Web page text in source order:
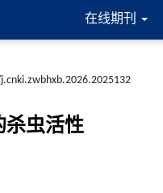
在线期刊
杀虫活性